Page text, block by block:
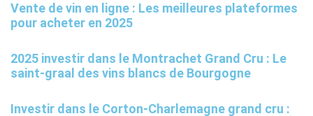
Vente de vin en ligne : Les meilleures plateformes
pour acheter en 2025
2025 investir dans le Montrachet Grand Cru : Le
saint-graal des vins blancs de Bourgogne
Investir dans le Corton-Charlemagne grand cru :